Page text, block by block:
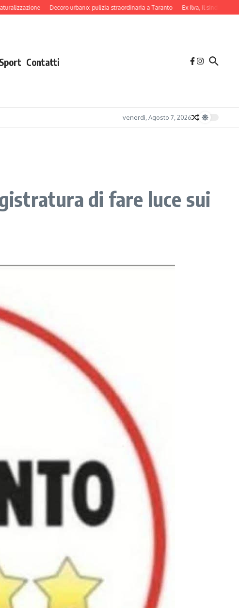
Decoro urbano: pulizia straordinaria a Taranto Ex Ilva, il sindaco di
Sport Contatti
venerdì, Agosto 7, 2026
di fare luce sui